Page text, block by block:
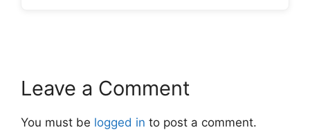
Leave a Comment
You must be logged in to post a comment.